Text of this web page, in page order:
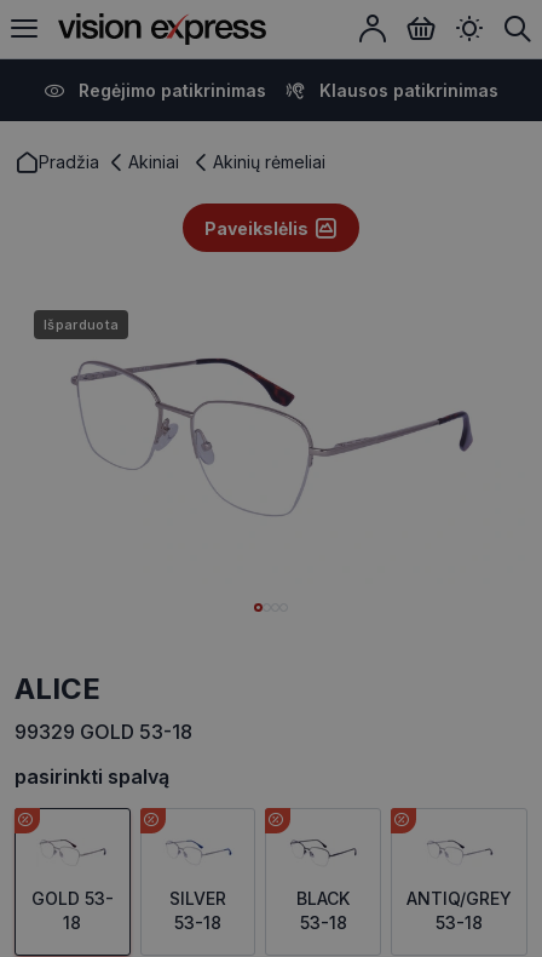
Regėjimo patikrinimas Klausos patikrinimas
Pradžia Akiniai Akinių rėmeliai
Paveikslėlis
Išparduota
ALICE
99329 GOLD 53-18
pasirinkti spalvą
GOLD 53-
18
SILVER
53-18
BLACK
53-18
ANTIQ/GREY
53-18